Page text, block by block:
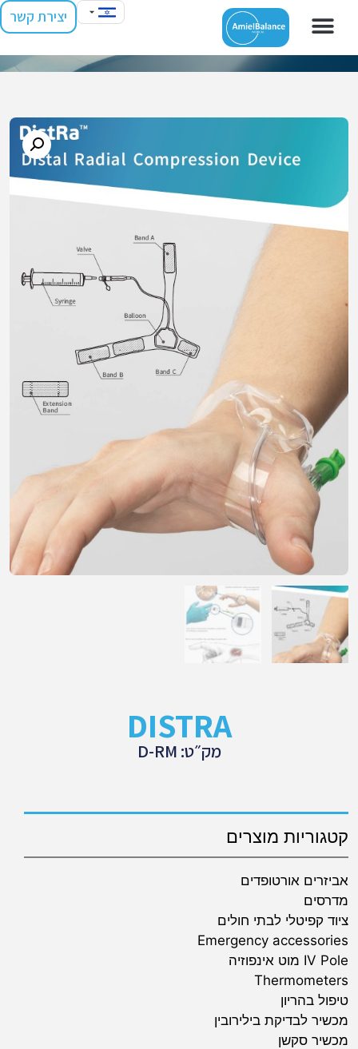
יצירת קשר
קטגוריות מוצרים
אביזרים אורטופדים
מדרסים
ציוד קפיטלי לבתי חולים
Emergency accessories
IV Pole מוט אינפוזיה
Thermometers
טיפול בהריון
מכשיר לבדיקת בילירובין
מכשיר סקשן
DISTRA
מק״ט: D-RM